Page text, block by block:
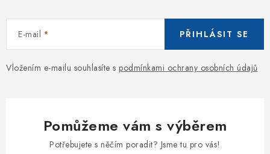
E-mail
Vložením e-mailu souhlasíte s podmínkami ochrany osobních údajů
PŘIHLÁSIT SE
Pomůžeme vám s výběrem
Potřebujete s něčím poradit? Jsme tu pro vás!